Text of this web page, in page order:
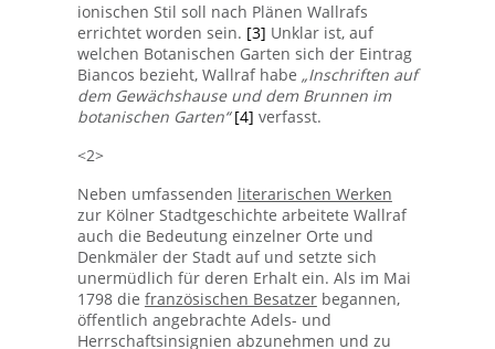
ionischen Stil soll nach Plänen Wallrafs
errichtet worden sein. [3] Unklar ist, auf
welchen Botanischen Garten sich der Eintrag
Biancos bezieht, Wallraf habe „Inschriften auf
dem Gewächshause und dem Brunnen im
botanischen Garten“ [4] verfasst.
<2>
Neben umfassenden literarischen Werken
zur Kölner Stadtgeschichte arbeitete Wallraf
auch die Bedeutung einzelner Orte und
Denkmäler der Stadt auf und setzte sich
unermüdlich für deren Erhalt ein. Als im Mai
1798 die französischen Besatzerbegannen,
öffentlich angebrachte Adels- und
Herrschaftsinsignien abzunehmen und zu